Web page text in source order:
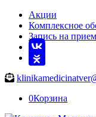
Акции
Комплексное
Запись на прием
0Корзина